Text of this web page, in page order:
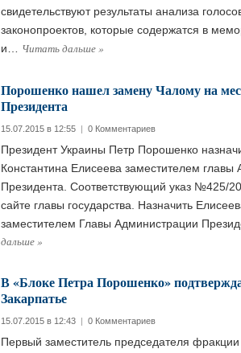
свидетельствуют результаты анализа
законопроектов, которые содержатся в
и… Читать дальше»
Порошенко нашел замену Чалому на
Президента
15.07.2015 в 12:55 | 0 Комментариев
Президент Украины Петр Порошенко
Константина Елисеева заместителем главы
Президента. Соответствующий указ №425/
сайте главы государства. Назначить
заместителем Главы Администрации
дальше»
В «Блоке Петра Порошенко»
Закарпатье
15.07.2015 в 12:43 | 0 Комментариев
Первый заместитель председателя